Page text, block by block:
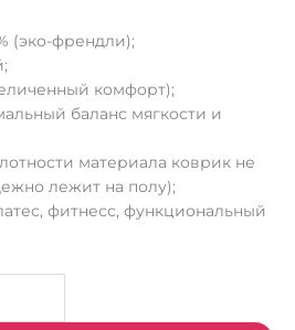
(эко-френдли);
комфорт);
баланс мягкости и
материала коврик не
лежит на полу);
фитнесс, функциональный